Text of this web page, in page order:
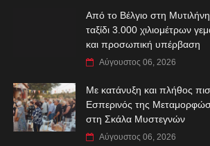
Από το Βέλγιο στη
ταξίδι 3.000 χιλιομέτρων
και προσωπική υπέρβαση
Αύγουστος 06, 2026
Με κατάνυξη και πλήθος
Εσπερινός της
στη Σκάλα Μυστεγνών
Αύγουστος 06, 2026